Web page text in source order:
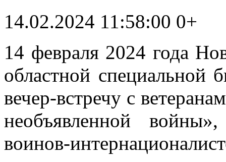
14.02.2024 11:58:00 0+
14 февраля 2024 года
областной специальной
вечер-встречу с
необъявленной
воинов-